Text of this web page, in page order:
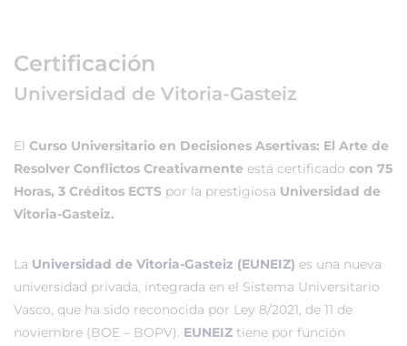
Certificación
Universidad de Vitoria-Gasteiz
El Curso Universitario en Decisiones Asertivas: El Arte de
Resolver Conflictos Creativamente está certificado con 75
Horas, 3 Créditos ECTS por la prestigiosa Universidad de
Vitoria-Gasteiz.
La Universidad de Vitoria-Gasteiz (EUNEIZ) es una nueva
universidad privada, integrada en el Sistema Universitario
Vasco, que ha sido reconocida por Ley 8/2021, de 11 de
noviembre (BOE – BOPV). EUNEIZ tiene por función